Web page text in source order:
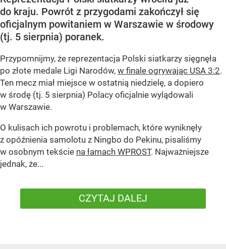
do kraju. Powrót z przygodami zakończył się
oficjalnym powitaniem w Warszawie w środowy
(tj. 5 sierpnia) poranek.
Przypomnijmy, że reprezentacja Polski siatkarzy sięgnęła
po złote medale Ligi Narodów, w finale ogrywając USA 3:2.
Ten mecz miał miejsce w ostatnią niedzielę, a dopiero
w środę (tj. 5 sierpnia) Polacy oficjalnie wylądowali
w Warszawie.
O kulisach ich powrotu i problemach, które wyniknęły
z opóźnienia samolotu z Ningbo do Pekinu, pisaliśmy
w osobnym tekście na łamach WPROST. Najważniejsze
jednak, że...
CZYTAJ DALEJ